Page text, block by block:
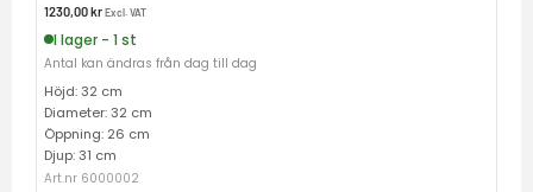
1230,00krExcl. VAT
I lager - 1 st
Antal kan ändras från dag till dag
Höjd: 32 cm
Diameter: 32 cm
Öppning: 26 cm
Djup: 31 cm
Art.nr 6000002